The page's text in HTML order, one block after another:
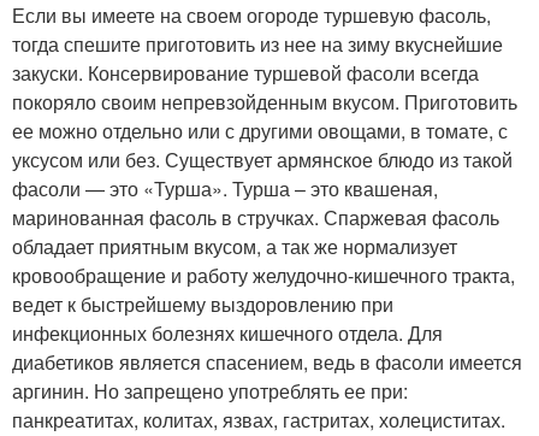
Если вы имеете на своем огороде туршевую фасоль,
тогда спешите приготовить из нее на зиму вкуснейшие
закуски. Консервирование туршевой фасоли всегда
покоряло своим непревзойденным вкусом. Приготовить
ее можно отдельно или с другими овощами, в томате, с
уксусом или без. Существует армянское блюдо из такой
фасоли — это «Турша». Турша – это квашеная,
маринованная фасоль в стручках. Спаржевая фасоль
обладает приятным вкусом, а так же нормализует
кровообращение и работу желудочно-кишечного тракта,
ведет к быстрейшему выздоровлению при
инфекционных болезнях кишечного отдела. Для
диабетиков является спасением, ведь в фасоли имеется
аргинин. Но запрещено употреблять ее при:
панкреатитах, колитах, язвах, гастритах, холециститах.